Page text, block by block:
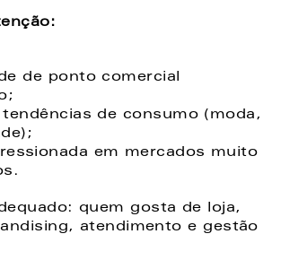
de ponto comercial
de consumo (moda,
em mercados muito
quem gosta de loja,
atendimento e gestão